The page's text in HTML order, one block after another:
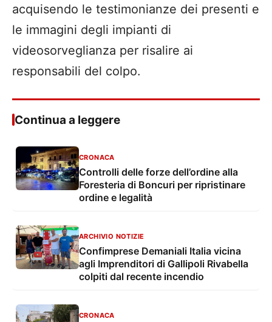
acquisendo le testimonianze dei presenti e
le immagini degli impianti di
videosorveglianza per risalire ai
responsabili del colpo.
Continua a leggere
CRONACA
Controlli delle forze dell’ordine alla
Foresteria di Boncuri per ripristinare
ordine e legalità
ARCHIVIO NOTIZIE
Confimprese Demaniali Italia vicina
agli Imprenditori di Gallipoli Rivabella
colpiti dal recente incendio
CRONACA